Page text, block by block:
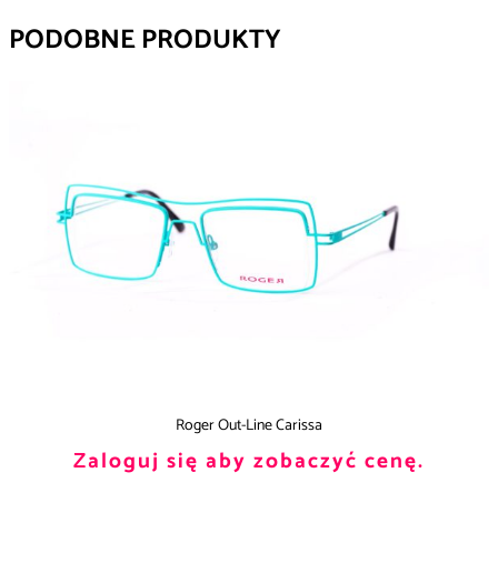
PODOBNE PRODUKTY
Roger Out-Line Carissa
Zaloguj się aby zobaczyć cenę.